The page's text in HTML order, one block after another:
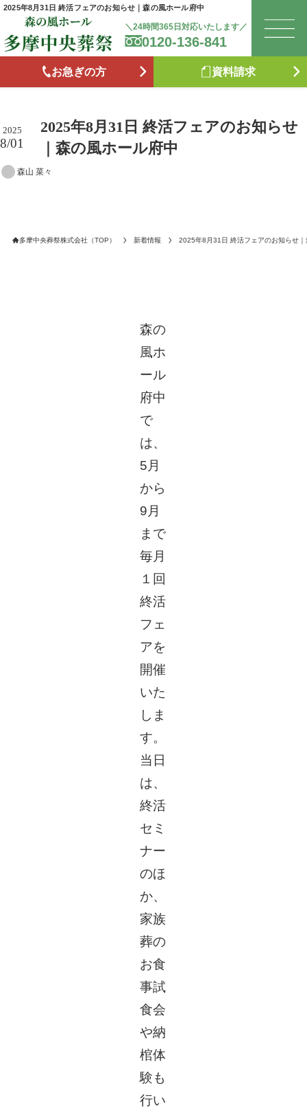
お
森
2025年8月31日 終活フェアのお知らせ｜森の風ホール府中
＼24時間365日対応いたします／
0120-136-841
お急ぎの方 資料請求
2025年8月31日 終活フェアのお知らせ
｜森の風ホール府中
2025
8/01
森山 菜々
多摩中央葬祭株式会社（TOP） 新着情報 2025年8月31日 終活フェアのお知らせ
森の
風ホ
ール
府中
で
は、
5月
から
9月
まで
毎月
１回
終活
フェ
アを
開催
いた
しま
す。
当日
は、
終活
セミ
ナー
のほ
か、
家族
葬の
お食
事試
食会
や納
棺体
験も
行い